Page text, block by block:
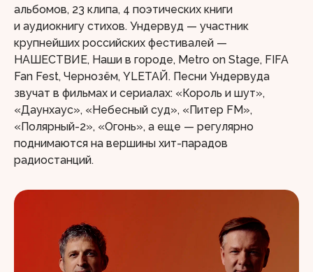
альбомов, 23 клипа, 4 поэтических книги
и аудиокнигу стихов. Ундервуд — участник
крупнейших российских фестивалей —
НАШЕСТВИЕ, Наши в городе, Metro on Stage, FIFA
Fan Fest, Чернозём, YLETAЙ. Песни Ундервуда
звучат в фильмах и сериалах: «Король и шут»,
«Даунхаус», «Небесный суд», «Питер FM»,
«Полярный-2», «Огонь», а еще — регулярно
поднимаются на вершины хит-парадов
радиостанций.